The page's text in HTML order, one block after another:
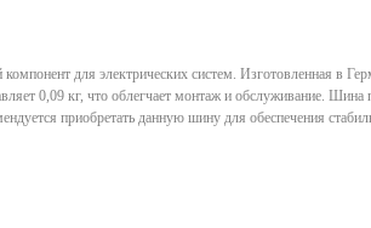
для электрических систем. Изготовленная в
0,09 кг, что облегчает монтаж и обслуживание. Шина
приобретать данную шину для обеспечения